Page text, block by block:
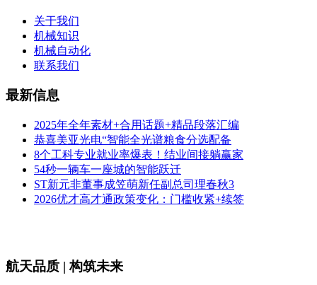
关于我们
机械知识
机械自动化
联系我们
最新信息
2025年全年素材+合用话题+精品段落汇编
恭喜美亚光电“智能全光谱粮食分选配备
8个工科专业就业率爆表！结业间接躺赢家
54秒一辆车一座城的智能跃迁
ST新元非董事成笠萌新任副总司理春秋3
2026优才高才通政策变化：门槛收紧+续签
航天品质 | 构筑未来